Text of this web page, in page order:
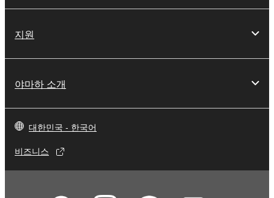
지원
야마하 소개
대한민국 - 한국어
비즈니스